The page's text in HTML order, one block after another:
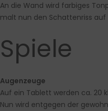
An die Wand wird farbiges
malt nun den Schattenriss auf
Spiele
Augenzeuge
Auf ein Tablett werden ca. 20
Nun wird entgegen der